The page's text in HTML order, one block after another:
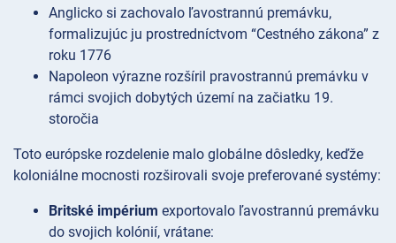
Anglicko si zachovalo ľavostrannú premávku,
formalizujúc ju prostredníctvom “Cestného zákona” z
roku 1776
Napoleon výrazne rozšíril pravostrannú premávku v
rámci svojich dobytých území na začiatku 19.
storočia
Toto európske rozdelenie malo globálne dôsledky, keďže
koloniálne mocnosti rozširovali svoje preferované systémy:
Britské impérium exportovalo ľavostrannú premávku
do svojich kolónií, vrátane: